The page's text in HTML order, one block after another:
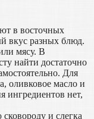
в восточных
вкус разных блюд.
мясу. В
найти достаточно
Для
оливковое масло и
ингредиентов нет,
и слегка